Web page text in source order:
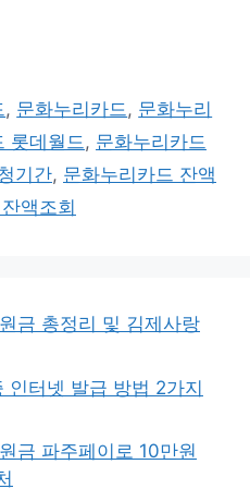
, 문화누리카드, 문화누리
롯데월드, 문화누리카드
기간, 문화누리카드 잔액
액조회
금 총정리 및 김제사랑
인터넷 발급 방법 2가지
금 파주페이로 10만원